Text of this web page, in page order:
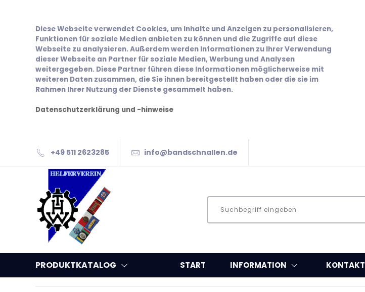
Diese Webseite verwendet Cookies, um Inhalte und Anzeigen zu personalisieren,
Funktionen für soziale Medien anbieten zu können und die Zugriffe auf diese
Webseite zu analysieren. Außerdem werden Informationen zu Ihrer Verwendung
dieser Webseite an Partner für soziale Medien, Werbung und Analysen
weitergegeben. Diese Partner führen diese Informationen möglicherweise mit
weiteren Daten zusammen, die Sie ihnen bereitgestellt haben oder die sie im
Rahmen Ihrer Nutzung der Dienste gesammelt haben.
Datenschutzerklärung und -hinweise
+49 511 2623285 info@bandschnallen.de
PRODUKTKATALOG START INFORMATION KONTAKT